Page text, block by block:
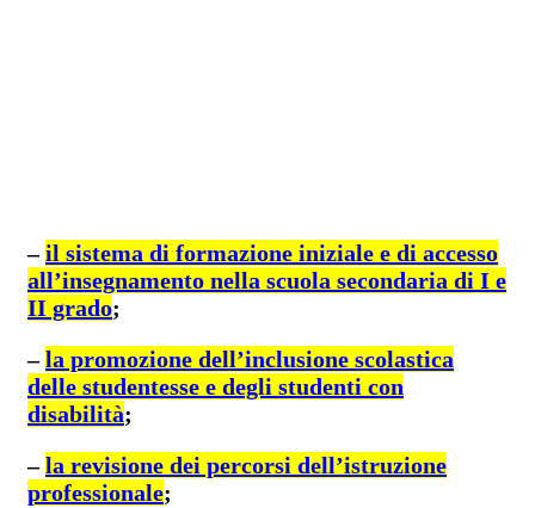
–il sistema di formazione iniziale e di accesso
all’insegnamento nella scuola secondaria di I e
II grado;
–la promozione dell’inclusione scolastica
delle studentesse e degli studenti con
disabilità;
–la revisione dei percorsi dell’istruzione
professionale;